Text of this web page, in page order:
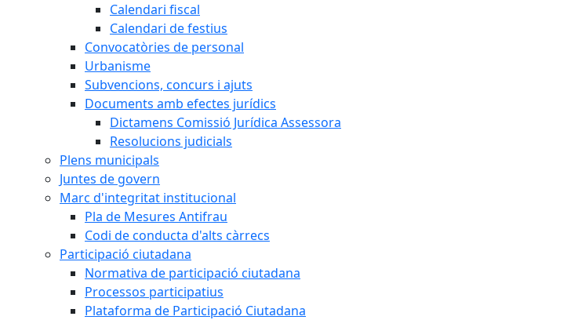
Calendari fiscal
Calendari de festius
Convocatòries de personal
Urbanisme
Subvencions, concurs i ajuts
Documents amb efectes jurídics
Dictamens Comissió Jurídica Assessora
Resolucions judicials
Plens municipals
Juntes de govern
Marc d'integritat institucional
Pla de Mesures Antifrau
Codi de conducta d'alts càrrecs
Participació ciutadana
Normativa de participació ciutadana
Processos participatius
Plataforma de Participació Ciutadana